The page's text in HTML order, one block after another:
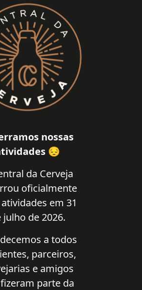
nossas
😔
da Cerveja
oficialmente
em 31
julho de 2026.
a todos
parceiros,
e amigos
parte da